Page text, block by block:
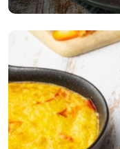
à digérer, tout en
nutriments essentiels.
Des recettes
pensées
bien-être
seniors